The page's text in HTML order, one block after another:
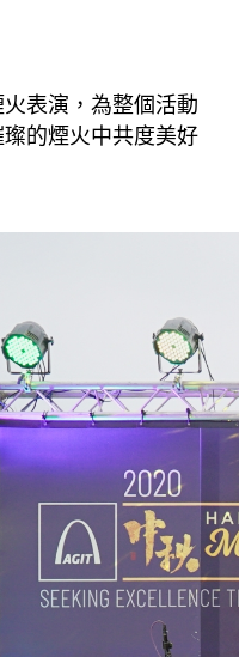
表演，為整個活動
的煙火中共度美好